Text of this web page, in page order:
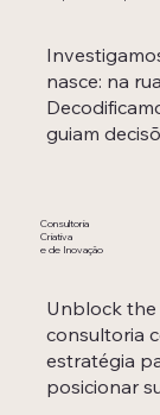
nasce: na
guiam
Consultoria
Criativa
e de Inovação
Unblock the
consultoria
estratégia
posicionar